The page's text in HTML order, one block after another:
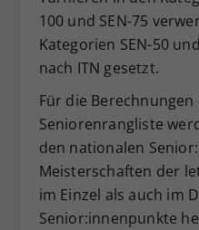
100 und SEN-75
Kategorien SEN-50
nach ITN gesetzt.
Für die Berechnungen
Seniorenrangliste
den nationalen
Meisterschaften der
im Einzel als auch im
Senior:innenpunkte